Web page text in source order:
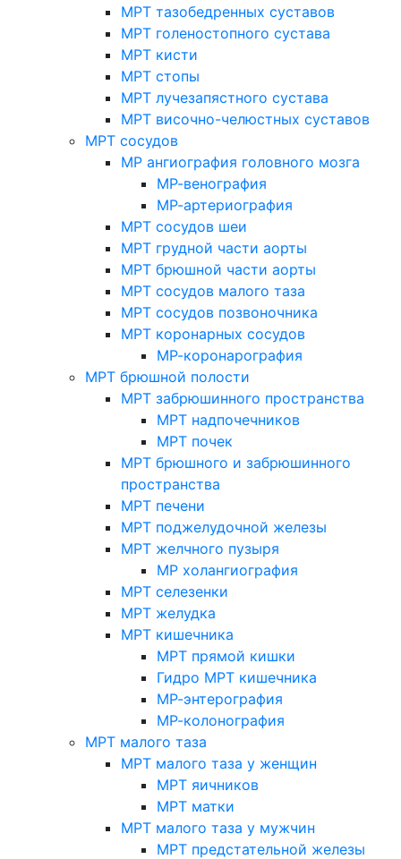
МРТ тазобедренных суставов
МРТ голеностопного сустава
МРТ кисти
МРТ стопы
МРТ лучезапястного сустава
МРТ височно-челюстных суставов
МРТ сосудов
МР ангиография головного мозга
МР-венография
МР-артериография
МРТ сосудов шеи
МРТ грудной части аорты
МРТ брюшной части аорты
МРТ сосудов малого таза
МРТ сосудов позвоночника
МРТ коронарных сосудов
МР-коронарография
МРТ брюшной полости
МРТ забрюшинного пространства
МРТ надпочечников
МРТ почек
МРТ брюшного и забрюшинного
пространства
МРТ печени
МРТ поджелудочной железы
МРТ желчного пузыря
МР холангиография
МРТ селезенки
МРТ желудка
МРТ кишечника
МРТ прямой кишки
Гидро МРТ кишечника
МР-энтерография
МР-колонография
МРТ малого таза
МРТ малого таза у женщин
МРТ яичников
МРТ матки
МРТ малого таза у мужчин
МРТ предстательной железы